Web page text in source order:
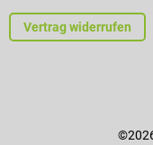
Vertrag widerrufen